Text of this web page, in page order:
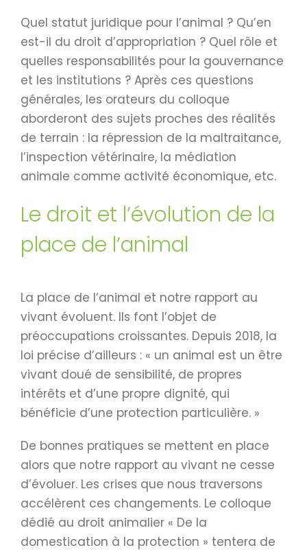
Quel statut juridique pour l’animal ? Qu’en
est-il du droit d’appropriation ? Quel rôle et
quelles responsabilités pour la gouvernance
et les institutions ? Après ces questions
générales, les orateurs du colloque
aborderont des sujets proches des réalités
de terrain : la répression de la maltraitance,
l’inspection vétérinaire, la médiation
animale comme activité économique, etc.
Le droit et l’évolution de la
place de l’animal
La place de l’animal et notre rapport au
vivant évoluent. Ils font l’objet de
préoccupations croissantes. Depuis 2018, la
loi précise d’ailleurs : « un animal est un être
vivant doué de sensibilité, de propres
intérêts et d’une propre dignité, qui
bénéficie d’une protection particulière. »
De bonnes pratiques se mettent en place
alors que notre rapport au vivant ne cesse
d’évoluer. Les crises que nous traversons
accélèrent ces changements. Le colloque
dédié au droit animalier « De la
domestication à la protection » tentera de